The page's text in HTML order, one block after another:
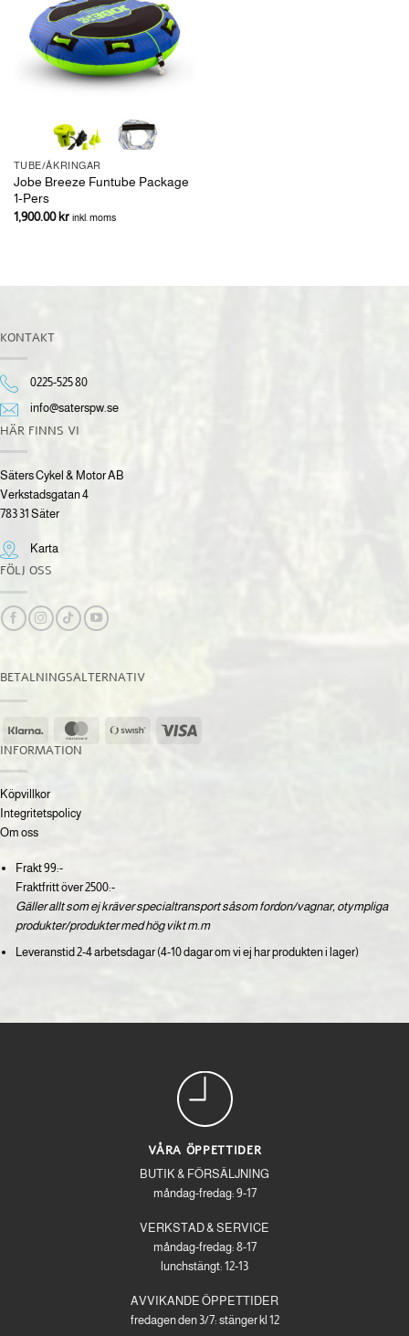
TUBE/ÅKRINGAR
Jobe Breeze Funtube Package
1-Pers
1,900.00kr inkl. moms
KONTAKT
0225-525 80
info@saterspw.se
HÄR FINNS VI
Säters Cykel & Motor AB
Verkstadsgatan 4
783 31 Säter
Karta
FÖLJ OSS
BETALNINGSALTERNATIV
Klarna MasterCardSwish
(SE)
INFORMATION
Köpvillkor
Integritetspolicy
Om oss
Frakt 99:-
Fraktfritt över 2500:-
Gäller allt som ej kräver specialtransport såsom fordon/vagnar, otympliga
produkter/produkter med hög vikt m.m
Leveranstid 2-4 arbetsdagar (4-10 dagar om vi ej har produkten i lager)
VÅRA ÖPPETTIDER
BUTIK & FÖRSÄLJNING
måndag-fredag: 9-17
VERKSTAD & SERVICE
måndag-fredag: 8-17
lunchstängt: 12-13
AVVIKANDE ÖPPETTIDER
fredagen den 3/7: stänger kl 12